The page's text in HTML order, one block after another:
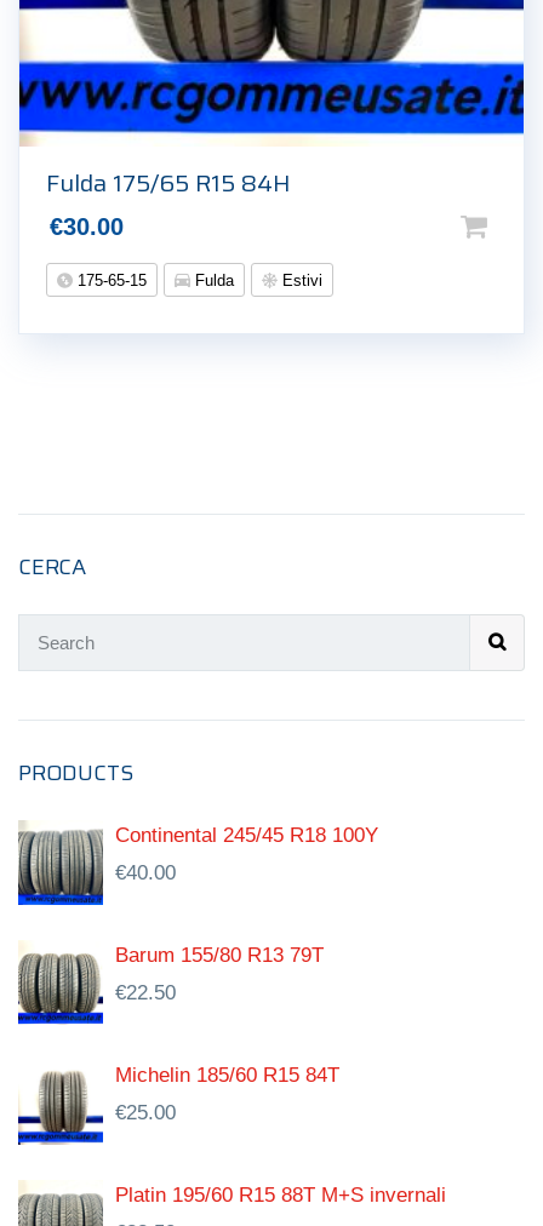
Fulda 175/65 R15 84H
€30.00
175-65-15 Fulda Estivi
CERCA
PRODUCTS
Continental 245/45 R18 100Y
€40.00
Barum 155/80 R13 79T
€22.50
Michelin 185/60 R15 84T
€25.00
Platin 195/60 R15 88T M+S invernali